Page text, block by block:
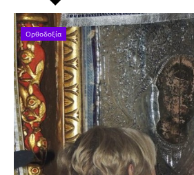
Ορθοδοξία